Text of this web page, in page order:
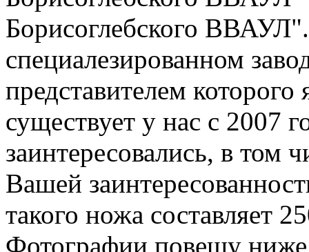
Борисоглебского
специалезированном
представителем
существует у нас с 2007
заинтересовались, в том
Вашей
такого ножа составляет
Фотографии повешу